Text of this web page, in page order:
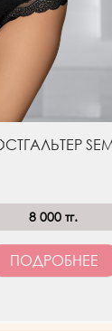
8 000 тг.
ПОДРОБНЕЕ